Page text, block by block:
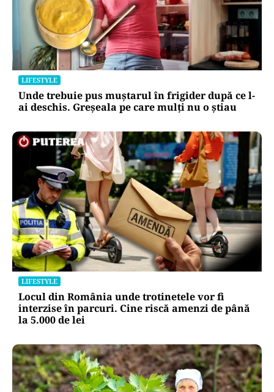
LIFESTYLE
Unde trebuie pus muștarul în frigider după ce l-
ai deschis. Greșeala pe care mulți nu o știau
LIFESTYLE
Locul din România unde trotinetele vor fi
interzise în parcuri. Cine riscă amenzi de până
la 5.000 de lei